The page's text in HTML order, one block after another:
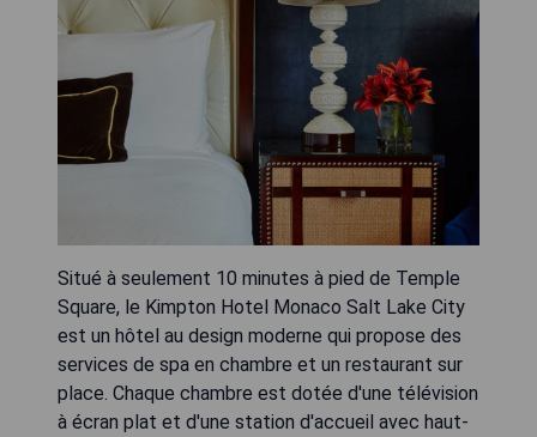
Situé à seulement 10 minutes à pied de Temple
Square, le Kimpton Hotel Monaco Salt Lake City
est un hôtel au design moderne qui propose des
services de spa en chambre et un restaurant sur
place. Chaque chambre est dotée d'une télévision
à écran plat et d'une station d'accueil avec haut-